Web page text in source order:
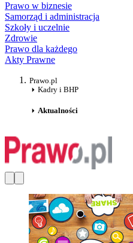
Prawo w biznesie
Samorząd i administracja
Szkoły i uczelnie
Zdrowie
Prawo dla każdego
Akty Prawne
Prawo.pl
Kadry i BHP
Aktualności